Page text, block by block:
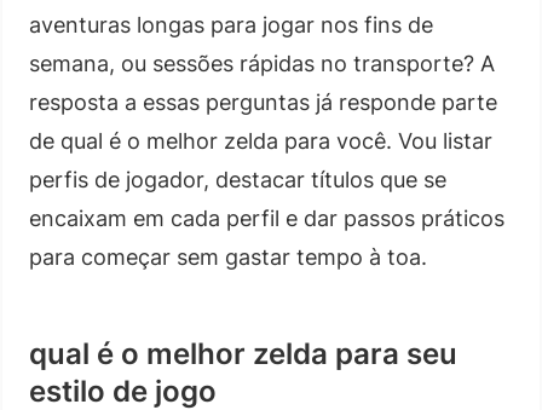
aventuras longas para jogar nos fins de
semana, ou sessões rápidas no transporte? A
resposta a essas perguntas já responde parte
de qual é o melhor zelda para você. Vou listar
perfis de jogador, destacar títulos que se
encaixam em cada perfil e dar passos práticos
para começar sem gastar tempo à toa.
qual é o melhor zelda para seu
estilo de jogo